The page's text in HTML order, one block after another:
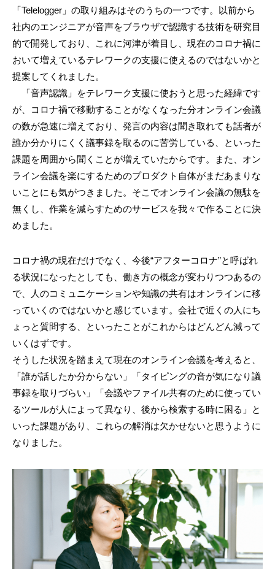
「Telelogger」の取り組みはそのうちの一つです。以前から
社内のエンジニアが音声をブラウザで認識する技術を研究目
的で開発しており、これに河津が着目し、現在のコロナ禍に
おいて増えているテレワークの支援に使えるのではないかと
提案してくれました。
「音声認識」をテレワーク支援に使おうと思った経緯です
が、コロナ禍で移動することがなくなった分オンライン会議
の数が急速に増えており、発言の内容は聞き取れても話者が
誰か分かりにくく議事録を取るのに苦労している、といった
課題を周囲から聞くことが増えていたからです。また、オン
ライン会議を楽にするためのプロダクト自体がまだあまりな
いことにも気がつきました。そこでオンライン会議の無駄を
無くし、作業を減らすためのサービスを我々で作ることに決
めました。
コロナ禍の現在だけでなく、今後“アフターコロナ”と呼ばれ
る状況になったとしても、働き方の概念が変わりつつあるの
で、人のコミュニケーションや知識の共有はオンラインに移
っていくのではないかと感じています。会社で近くの人にち
ょっと質問する、といったことがこれからはどんどん減って
いくはずです。
そうした状況を踏まえて現在のオンライン会議を考えると、
「誰が話したか分からない」「タイピングの音が気になり議
事録を取りづらい」「会議やファイル共有のために使ってい
るツールが人によって異なり、後から検索する時に困る」と
いった課題があり、これらの解消は欠かせないと思うように
なりました。